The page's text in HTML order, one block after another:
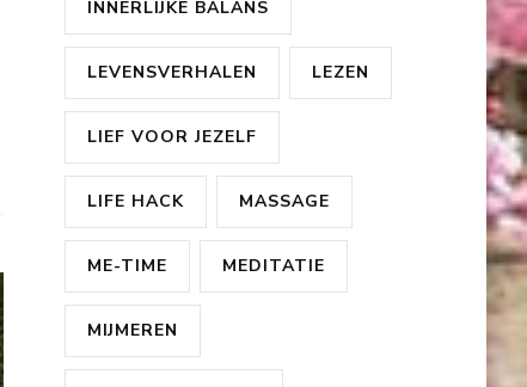
INNERLIJKE BALANS
LEVENSVERHALEN LEZEN
LIEF VOOR JEZELF
LIFE HACK MASSAGE
ME-TIME MEDITATIE
MIJMEREN